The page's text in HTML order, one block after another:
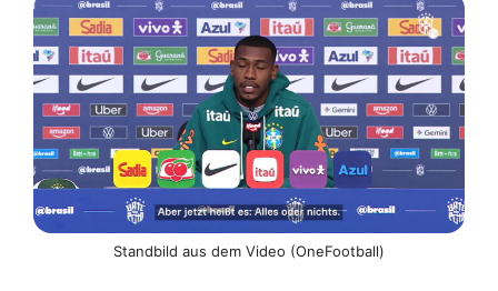
Standbild aus dem Video (OneFootball)